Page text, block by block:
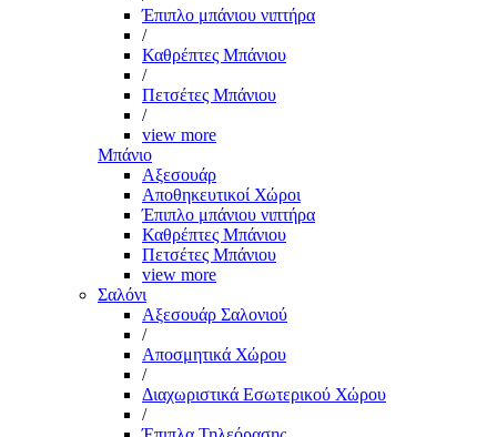
Έπιπλο μπάνιου νιπτήρα
/
Καθρέπτες Μπάνιου
/
Πετσέτες Μπάνιου
/
view more
Μπάνιο
Αξεσουάρ
Αποθηκευτικοί Χώροι
Έπιπλο μπάνιου νιπτήρα
Καθρέπτες Μπάνιου
Πετσέτες Μπάνιου
view more
Σαλόνι
Αξεσουάρ Σαλονιού
/
Αποσμητικά Χώρου
/
Διαχωριστικά Εσωτερικού Χώρου
/